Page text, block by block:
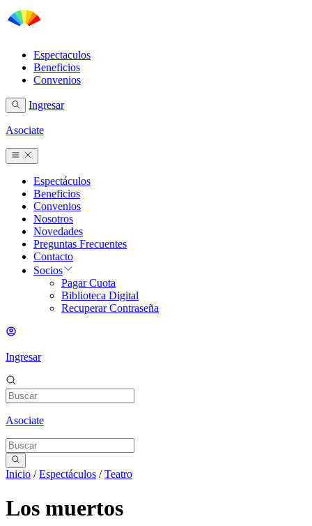
Espectaculos
Beneficios
Convenios
Ingresar
Asociate
Espectáculos
Beneficios
Convenios
Nosotros
Novedades
Preguntas Frecuentes
Contacto
Socios
Pagar Cuota
Biblioteca Digital
Recuperar Contraseña
Ingresar
Asociate
Inicio /Espectáculos /Teatro
Los muertos